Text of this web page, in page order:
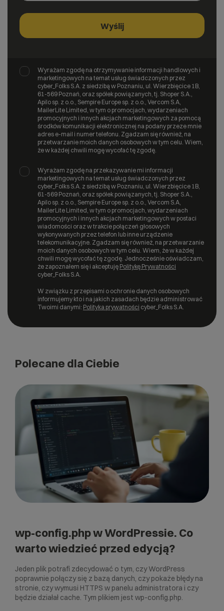
Wyrażam zgodę na otrzymywanie informacji handlowych i
marketingowych na temat usług świadczonych przez
cyber_Folks S.A. z siedzibą w Poznaniu, ul. Wierzbięcice 1B,
61-569 Poznań, oraz spółek powiązanych, tj. Shoper S.A.,
Apilo sp. z o.o., Sempire Europe sp. z o.o., Vercom S.A,
MailerLite Limited, w tym o promocjach, wydarzeniach
promocyjnych i innych akcjach marketingowych za pomocą
środków komunikacji elektronicznej na podany przeze mnie
adres e-mail i numer telefonu. Zgadzam się również, na
przetwarzanie moich danych osobowych w tym celu. Wiem,
że w każdej chwili mogę wycofać tę zgodę.
Wyrażam zgodę na przekazywanie mi informacji
marketingowych na temat usług świadczonych przez
cyber_Folks S.A. z siedzibą w Poznaniu, ul. Wierzbięcice 1B,
61-569 Poznań, oraz spółek powiązanych, tj. Shoper S.A.,
Apilo sp. z o.o., Sempire Europe sp. z o.o., Vercom S.A,
MailerLite Limited, w tym o promocjach, wydarzeniach
promocyjnych i innych akcjach marketingowych w postaci
wiadomości oraz w trakcie połączeń głosowych
wykonywanych przez telefon lub inne urządzenie
telekomunikacyjne. Zgadzam się również, na przetwarzanie
moich danych osobowych w tym celu. Wiem, że w każdej
chwili mogę wycofać tę zgodę. Jednocześnie oświadczam,
że zapoznałem się i akceptuję Politykę Prywatności
cyber_Folks S.A.
W związku z przepisami o ochronie danych osobowych
informujemy kto i na jakich zasadach będzie administrować
Twoimi danymi: Polityka prywatności cyber_Folks S.A.
Polecane dla Ciebie
wp-config.php w WordPressie. Co
warto wiedzieć przed edycją?
Jeden plik potrafi zdecydować o tym, czy WordPress
poprawnie połączy się z bazą danych, czy pokaże błędy na
stronie, czy wymusi HTTPS w panelu administratora i czy
będzie działał cache. Tym plikiem jest wp-config.php.